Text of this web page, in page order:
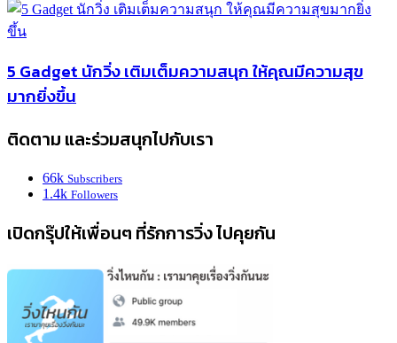
5 Gadget นักวิ่ง เติมเต็มความสนุก ให้คุณมีความสุข
มากยิ่งขึ้น
ติดตาม และร่วมสนุกไปกับเรา
66k Subscribers
1.4k Followers
เปิดกรุ๊ปให้เพื่อนๆ ที่รักการวิ่ง ไปคุยกัน